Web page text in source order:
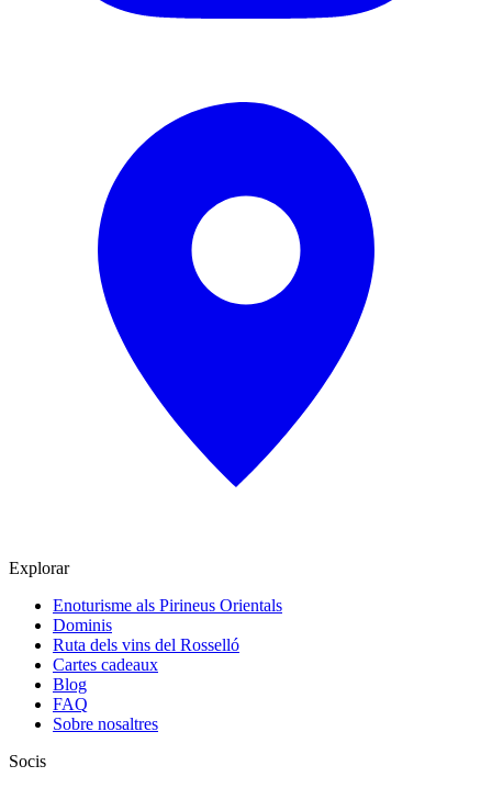
Explorar
Enoturisme als Pirineus Orientals
Dominis
Ruta dels vins del Rosselló
Cartes cadeaux
Blog
FAQ
Sobre nosaltres
Socis